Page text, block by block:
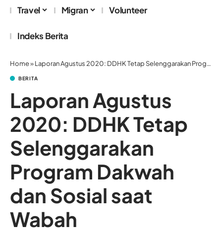
Travel Migran Volunteer
Indeks Berita
Home»Laporan Agustus 2020: DDHK Tetap Selenggarakan Program Dakwah dan Sosial saat Wabah
BERITA
Laporan Agustus
2020: DDHK Tetap
Selenggarakan
Program Dakwah
dan Sosial saat
Wabah